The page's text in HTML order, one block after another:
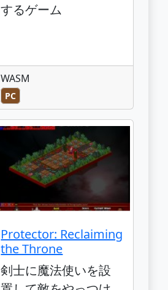
するゲーム
WASM
PC
Protector: Reclaiming
the Throne
剣士に魔法使いを設